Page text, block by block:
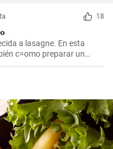
18
a lasagne. En esta
c=omo preparar un